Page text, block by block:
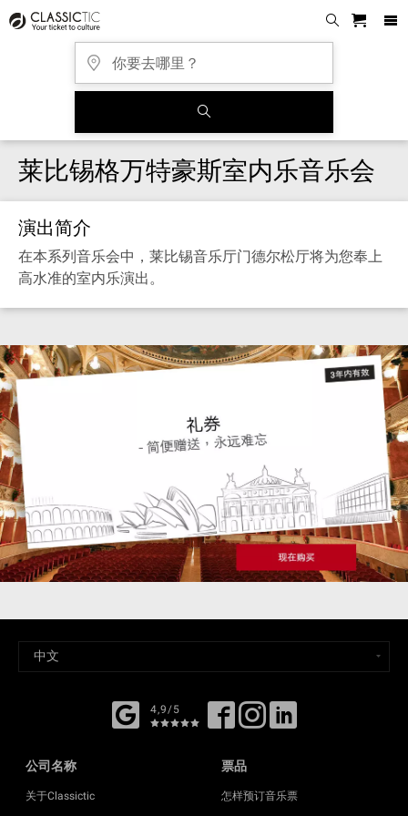
莱比锡格万特豪斯室内乐音乐会
演出简介
在本系列音乐会中，莱比锡音乐厅门德尔松厅将为您奉上
高水准的室内乐演出。
4,9/5
公司名称
关于Classictic
票品
怎样预订音乐票